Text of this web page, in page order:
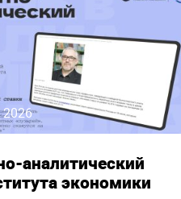
аналитический
экономики